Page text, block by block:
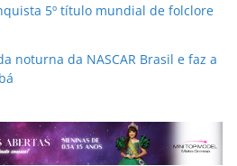
5º título mundial de folclore
noturna da NASCAR Brasil e faz a